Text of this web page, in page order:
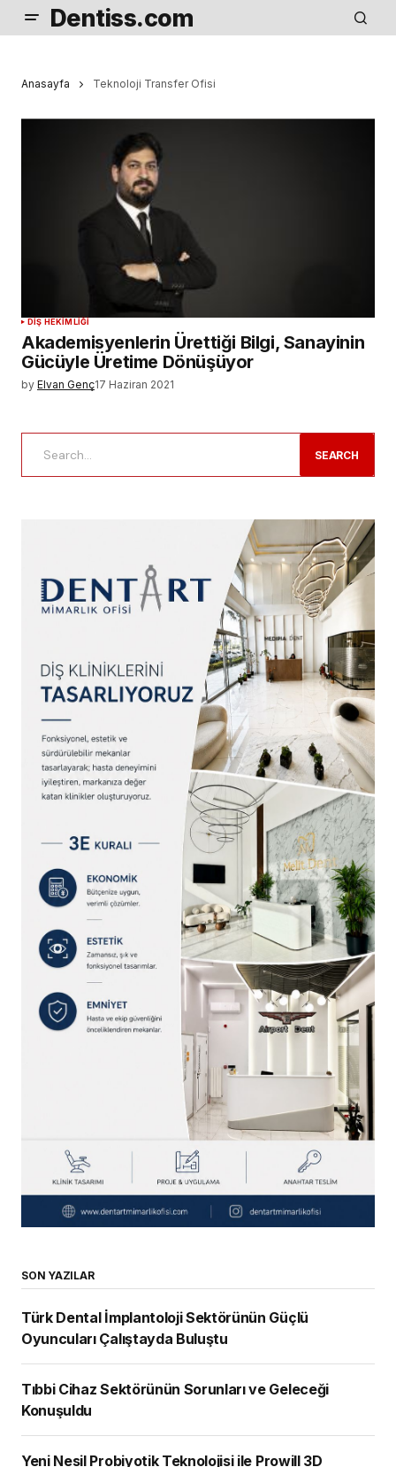
Dentiss.com
Anasayfa Teknoloji Transfer Ofisi
DIŞ HEKIMLIĞI
Akademisyenlerin Ürettiği Bilgi, Sanayinin
Gücüyle Üretime Dönüşüyor
by Elvan Genç17 Haziran 2021
SEARCH
SON YAZILAR
Türk Dental İmplantoloji Sektörünün Güçlü
Oyuncuları Çalıştayda Buluştu
Tıbbi Cihaz Sektörünün Sorunları ve Geleceği
Konuşuldu
Yeni Nesil Probiyotik Teknolojisi ile Prowill 3D